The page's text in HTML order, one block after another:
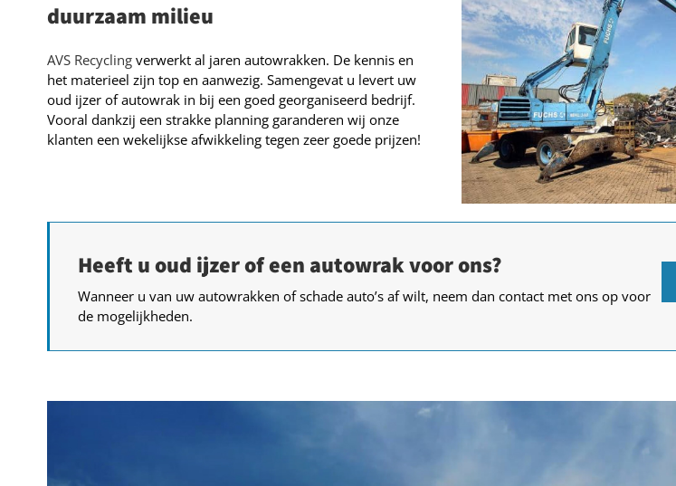
duurzaam milieu
AVS Recycling verwerkt al jaren autowrakken. De kennis en
het materieel zijn top en aanwezig. Samengevat u levert uw
oud ijzer of autowrak in bij een goed georganiseerd bedrijf.
Vooral dankzij een strakke planning garanderen wij onze
klanten een wekelijkse afwikkeling tegen zeer goede prijzen!
Heeft u oud ijzer of een autowrak voor ons?
Wanneer u van uw autowrakken of schade auto’s af wilt, neem dan contact met ons op voor
de mogelijkheden.